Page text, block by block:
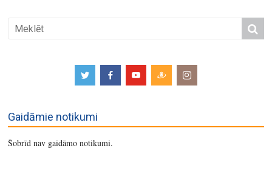
Gaidāmie notikumi
Šobrīd nav gaidāmo notikumi.